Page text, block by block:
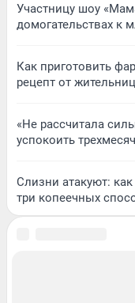
Участницу шоу
домогательствах к
Как приготовить
рецепт от
«Не рассчитала
успокоить
Слизни атакуют:
три копеечных